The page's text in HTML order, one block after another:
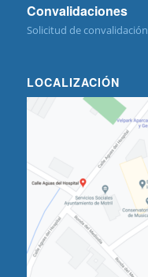
Convalidaciones
Solicitud de convalidación
LOCALIZACIÓN